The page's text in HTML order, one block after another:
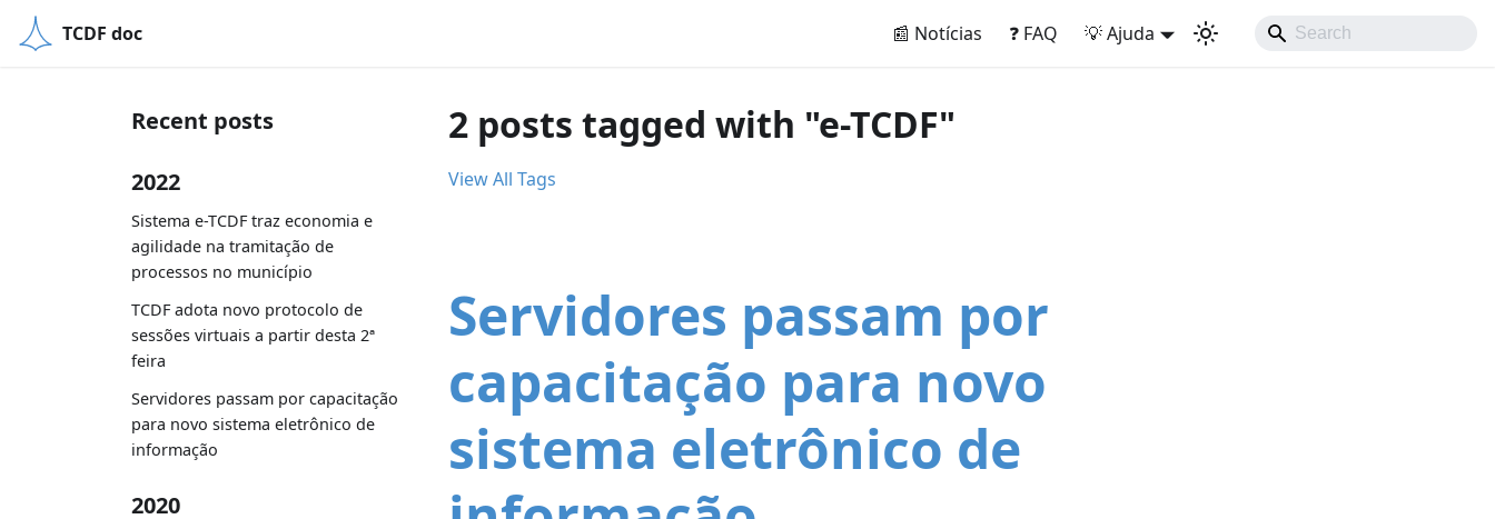
TCDF doc 📰 Notícias ❓ FAQ 💡 Ajuda
Recent posts
2022
Sistema e-TCDF traz economia e
agilidade na tramitação de
processos no município
TCDF adota novo protocolo de
sessões virtuais a partir desta 2ª
feira
Servidores passam por capacitação
para novo sistema eletrônico de
informação
2020
2 posts tagged with "e-TCDF"
View All Tags
Servidores passam por
capacitação para novo
sistema eletrônico de